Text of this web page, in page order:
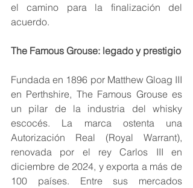
el camino para la finalización del
acuerdo.
The Famous Grouse: legado y prestigio
Fundada en 1896 por Matthew Gloag III
en Perthshire, The Famous Grouse es
un pilar de la industria del whisky
escocés. La marca ostenta una
Autorización Real (Royal Warrant),
renovada por el rey Carlos III en
diciembre de 2024, y exporta a más de
100 países. Entre sus mercados